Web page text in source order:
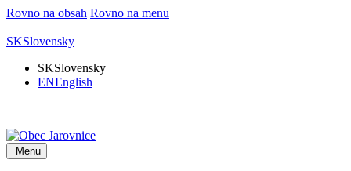
Rovno na obsah Rovno na menu
SKSlovensky
SKSlovensky
ENEnglish
Menu